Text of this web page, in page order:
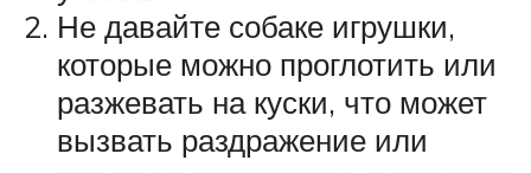
Не давайте собаке игрушки,
которые можно проглотить или
разжевать на куски, что может
вызвать раздражение или